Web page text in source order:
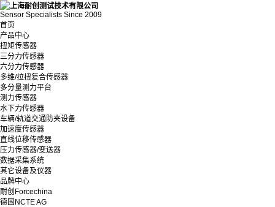
Sensor Specialists Since 2009
首页
产品中心
扭矩传感器
三分力传感器
六分力传感器
多维/拉扭复合传感器
多分量测力平台
测力传感器
水下力传感器
车辆/轨道交通防夹设备
加速度传感器
直线位移传感器
压力传感器/变送器
数据采集系统
其它设备及仪器
品牌中心
耐创Forcechina
德国NCTE AG